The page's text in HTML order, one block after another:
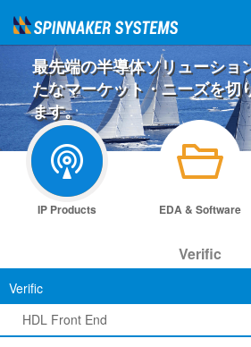
最先端の半導体ソリューショ
たなマーケット・ニーズを切
ます。
IP Products EDA & Software
Verific
Verific
HDL Front End